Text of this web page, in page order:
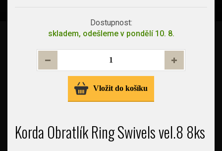
Dostupnost:
skladem, odešleme v pondělí 10. 8.
Vložit do košíku
Korda Obratlík Ring Swivels vel.8 8ks